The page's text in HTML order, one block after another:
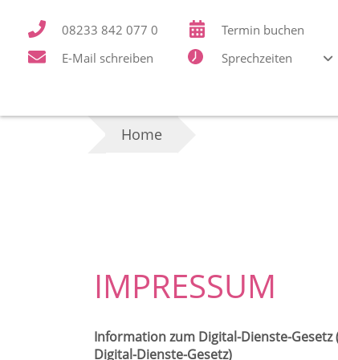
08233 842 077 0
Termin buchen
E-Mail schreiben
Sprechzeiten
Home
IMPRESSUM
Information zum Digital-Dienste-Gesetz
Digital-Dienste-Gesetz)